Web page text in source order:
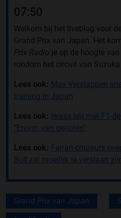
07:50
Welkom bij het liveblog voor
Grand Prix van Japan. Het
Prix Radio je op de hoogte
rondom het circuit van Suzuka
Lees ook: Max Verstappen
training in Japan
Lees ook: Iwasa blij met F1-
"Enorm van genoten"
Lees ook: Ferrari-coureurs
Bull zal moeilijk te verslaan
Grand Prix van Japan